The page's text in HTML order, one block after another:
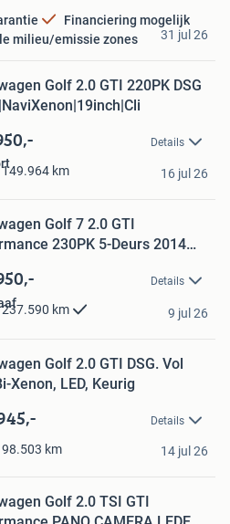
Financiering mogelijk
milieu/emissie zones
31 jul 26
Golf 2.0 GTI 220PK DSG
Details
149.964 km 16 jul 26
Golf 7 2.0 GTI
230PK 5-Deurs 2014
Details
237.590 km 9 jul 26
Golf 2.0 GTI DSG. Vol
Xenon, LED, Keurig
Details
98.503 km 14 jul 26
Golf 2.0 TSI GTI